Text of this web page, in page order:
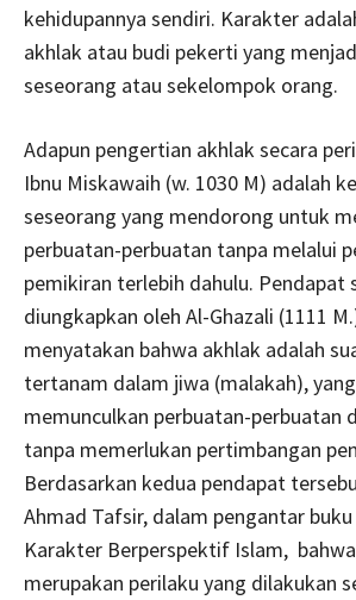
kehidupannya sendiri. Karakter
akhlak atau budi pekerti yang
seseorang atau sekelompok orang.
Adapun pengertian akhlak secara
Ibnu Miskawaih (w. 1030 M) adalah
seseorang yang mendorong untuk
perbuatan-perbuatan tanpa melalui
pemikiran terlebih dahulu. Pendapat
diungkapkan oleh Al-Ghazali (1111
menyatakan bahwa akhlak adalah
tertanam dalam jiwa (malakah),
memunculkan perbuatan-perbuatan
tanpa memerlukan pertimbangan
Berdasarkan kedua pendapat
Ahmad Tafsir, dalam pengantar
Karakter Berperspektif Islam,
merupakan perilaku yang dilakukan